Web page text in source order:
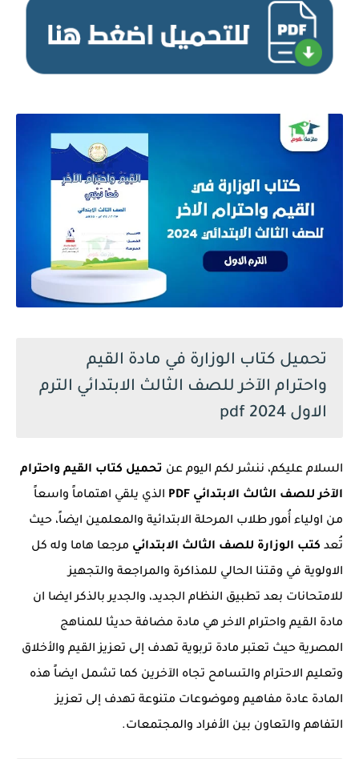
تحميل كتاب الوزارة في مادة القيم
واحترام الآخر للصف الثالث الابتدائي الترم
الاول 2024 pdf
السلام عليكم، ننشر لكم اليوم عن تحميل كتاب القيم واحترام
الآخر للصف الثالث الابتدائي PDF
الذي يلقي اهتماماً واسعاً
من اولياء أُمور طلاب المرحلة الابتدائية والمعلمين ايضاً، حيث
تُعد كتب الوزارة للصف الثالث الابتدائي مرجعا هاما وله كل
الاولوية في وقتنا الحالي للمذاكرة والمراجعة والتجهيز
للامتحانات بعد تطبيق النظام الجديد، والجدير بالذكر ايضا ان
مادة القيم واحترام الاخر هي مادة مضافة حديثا للمناهج
المصرية حيث تعتبر مادة تربوية تهدف إلى تعزيز القيم والأخلاق
وتعليم الاحترام والتسامح تجاه الآخرين كما تشمل ايضاً هذه
المادة عادة مفاهيم وموضوعات متنوعة تهدف إلى تعزيز
التفاهم والتعاون بين الأفراد والمجتمعات.